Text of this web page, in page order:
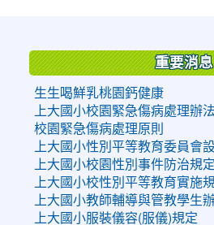
重要消息
生生喝鮮乳桃園鈣健康
上大國小校園緊急傷病處理辦法
校園緊急傷病處理原則
上大國小性別平等教育委員會
上大國小校園性別事件防治規定
上大國小校性別平等教育實施
上大國小教師輔導與管教學生
上大國小服裝儀容(服儀)規定